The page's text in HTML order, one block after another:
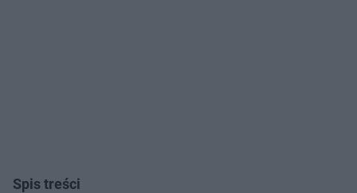
Spis treści